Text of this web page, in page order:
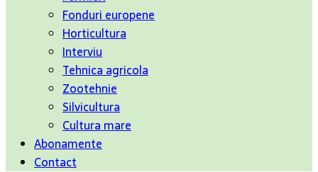
Fonduri europene
Horticultura
Interviu
Tehnica agricola
Zootehnie
Silvicultura
Cultura mare
Abonamente
Contact